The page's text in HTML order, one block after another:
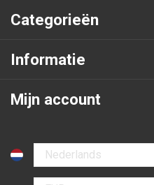
Categorieën
Informatie
Mijn account
Selecteer taal